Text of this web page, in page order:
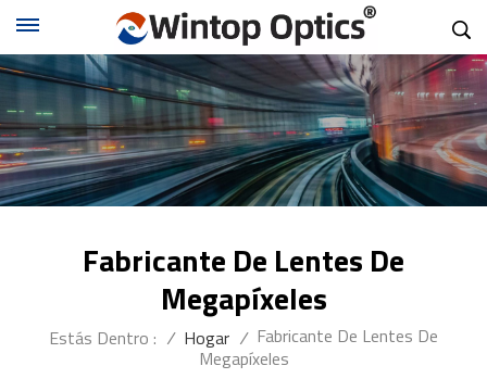
Fabricante De Lentes De
Megapíxeles
Estás Dentro : / Hogar / Fabricante De Lentes De
Megapíxeles